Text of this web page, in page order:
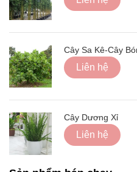
Cây Sa Kê-Cây
Liên hệ
Cây Dương Xỉ
Liên hệ